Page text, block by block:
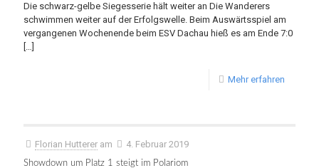
Die schwarz-gelbe Siegesserie hält weiter an Die Wanderers
schwimmen weiter auf der Erfolgswelle. Beim Auswärtsspiel am
vergangenen Wochenende beim ESV Dachau hieß es am Ende 7:0
[…]
Mehr erfahren
Florian Hutterer am 4. Februar 2019
Showdown um Platz 1 steigt im Polariom